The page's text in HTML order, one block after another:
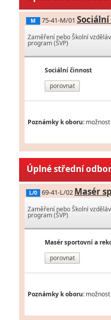
M 75-41-M/01
Zaměření nebo Školní
program (ŠVP)
Sociální činnost
porovnat
Poznámky k oboru:
Úplné střední
L/0 69-41-L/02 Masér
Zaměření nebo Školní
program (ŠVP)
Masér sportovní a
porovnat
Poznámky k oboru: